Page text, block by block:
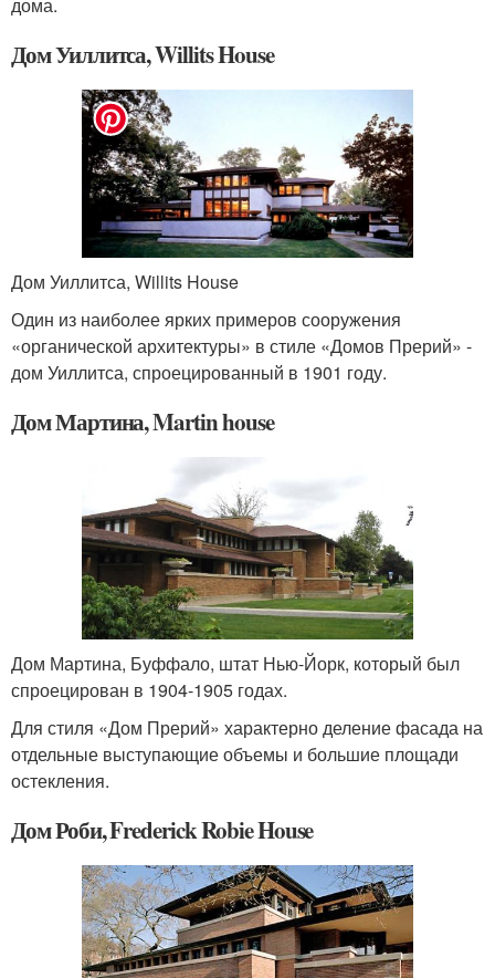
Дом Уиллитса, Willits House
Дом Уиллитса, Willits House
Один из наиболее ярких примеров сооружения
«органической архитектуры» в стиле «Домов Прерий» -
дом Уиллитса, спроецированный в 1901 году.
Дом Мартина, Martin house
Дом Мартина, Буффало, штат Нью-Йорк, который был
спроецирован в 1904-1905 годах.
Для стиля «Дом Прерий» характерно деление фасада на
отдельные выступающие объемы и большие площади
остекления.
Дом Роби, Frederick Robie House